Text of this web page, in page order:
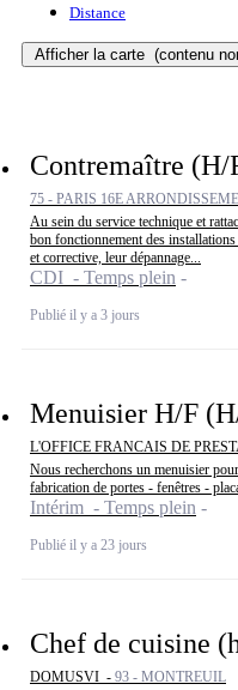
Distance
Afficher la carte (contenu
Contremaître (H/
75 - PARIS 16E
Au sein du service technique et
bon fonctionnement des
et corrective, leur dépannage...
CDI - Temps plein
Publié il y a 3 jours
Menuisier H/F
L'OFFICE FRANCAIS DE
Nous recherchons un menuisier
fabrication de portes - fenêtres -
Intérim - Temps plein
Publié il y a 23 jours
Chef de cuisine
DOMUSVI - 93 - MONTREUIL